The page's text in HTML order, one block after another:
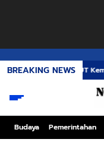
BREAKING NEWS
HUT Kemerdekaan RI
Budaya Pemerintahan